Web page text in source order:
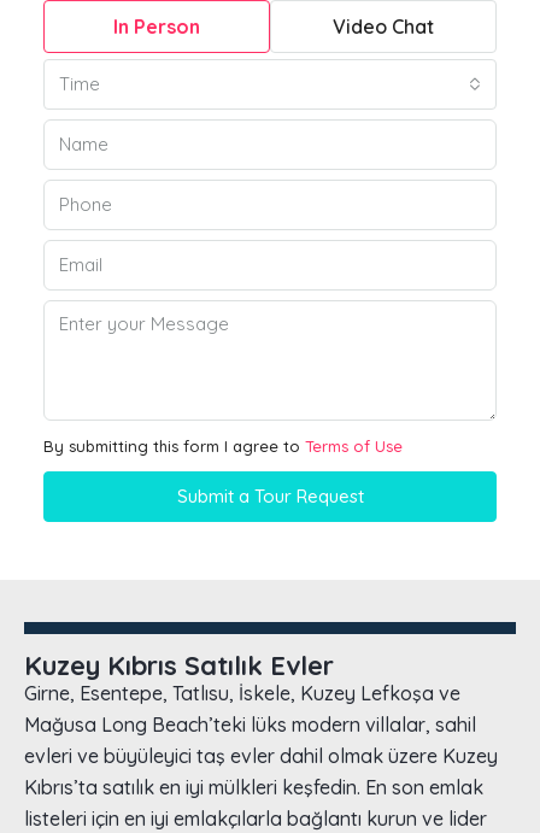
In Person Video Chat
Time
By submitting this form I agree to Terms of Use
Submit a Tour Request
Kuzey Kıbrıs Satılık Evler
Girne, Esentepe, Tatlısu, İskele, Kuzey Lefkoşa ve
Mağusa Long Beach’teki lüks modern villalar, sahil
evleri ve büyüleyici taş evler dahil olmak üzere Kuzey
Kıbrıs’ta satılık en iyi mülkleri keşfedin. En son emlak
listeleri için en iyi emlakçılarla bağlantı kurun ve lider